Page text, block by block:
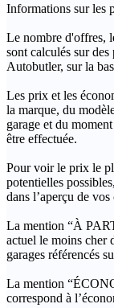
Informations sur les
Le nombre d'offres,
sont calculés sur
Autobutler, sur la
Les prix et les
la marque, du
garage et du
être effectuée.
Pour voir le prix le
potentielles
dans l’aperçu de vos
La mention “À
actuel le moins cher
garages référencés
La mention
correspond à